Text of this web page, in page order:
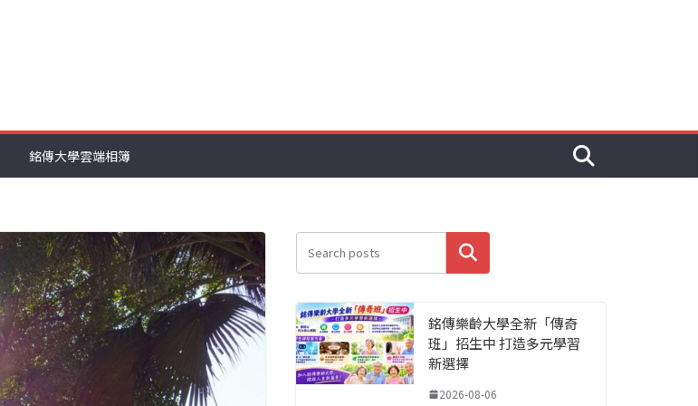
銘傳大學雲端相簿
搜尋
銘傳樂齡大學全新「傳奇
班」招生中 打造多元學習
新選擇
2026-08-06